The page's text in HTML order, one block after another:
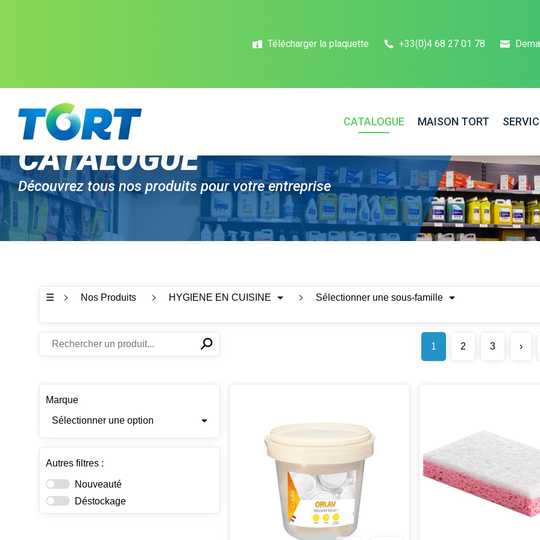
Télécharger la plaquette +33(0)4 68 27 01 78
CATALOGUE MAISON TORT
CATALOGUE
Découvrez tous nos produits pour votre entreprise
☰ Nos Produits HYGIENE EN CUISINE Sélectionner une sous-famille
✕⚲ 1 2 3 ›
Marque
Sélectionner une option
Autres filtres :
Nouveauté
Déstockage